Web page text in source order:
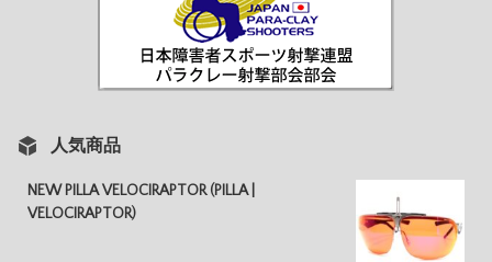
人気商品
NEW PILLA VELOCIRAPTOR (PILLA |
VELOCIRAPTOR)